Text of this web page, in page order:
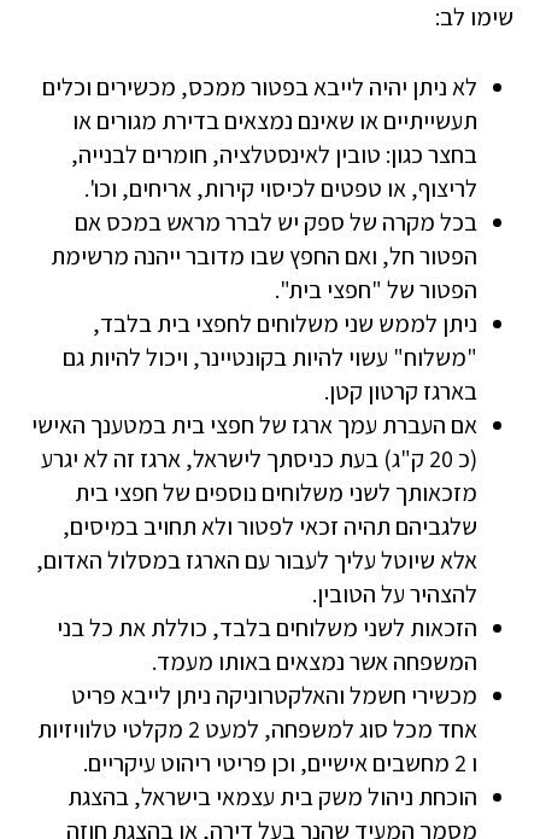
שימו לב:
לא ניתן יהיה לייבא בפטור ממכס, מכשירים וכלים
תעשייתיים או שאינם נמצאים בדירת מגורים או
בחצר כגון: טובין לאינסטלציה, חומרים לבנייה,
לריצוף, או טפטים לכיסוי קירות, אריחים, וכו'.
בכל מקרה של ספק יש לברר מראש במכס אם
הפטור חל, ואם החפץ שבו מדובר ייהנה מרשימת
הפטור של "חפצי בית".
ניתן לממש שני משלוחים לחפצי בית בלבד,
"משלוח" עשוי להיות בקונטיינר, ויכול להיות גם
בארגז קרטון קטן.
אם העברת עמך ארגז של חפצי בית במטענך האישי
(כ 20 ק"ג) בעת כניסתך לישראל, ארגז זה לא יגרע
מזכאותך לשני משלוחים נוספים של חפצי בית
שלגביהם תהיה זכאי לפטור ולא תחויב במיסים,
אלא שיוטל עליך לעבור עם הארגז במסלול האדום,
להצהיר על הטובין.
הזכאות לשני משלוחים בלבד, כוללת את כל בני
המשפחה אשר נמצאים באותו מעמד.
מכשירי חשמל והאלקטרוניקה ניתן לייבא פריט
אחד מכל סוג למשפחה, למעט 2 מקלטי טלוויזיות
ו 2 מחשבים אישיים, וכן פריטי ריהוט עיקריים.
הוכחת ניהול משק בית עצמאי בישראל, בהצגת
מסמך המעיד שהנך בעל דירה, או בהצגת חוזה